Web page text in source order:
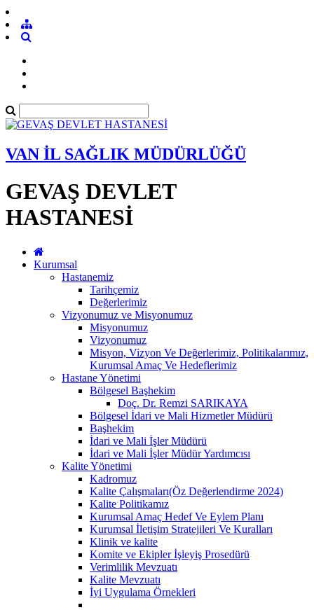
VAN İL SAĞLIK MÜDÜRLÜĞÜ
GEVAŞ DEVLET
HASTANESİ
Kurumsal
Hastanemiz
Tarihçemiz
Değerlerimiz
Vizyonumuz ve Misyonumuz
Misyonumuz
Vizyonumuz
Misyon, Vizyon Ve Değerlerimiz, Politikalarımız,
Kurumsal Amaç Ve Hedeflerimiz
Hastane Yönetimi
Bölgesel Başhekim
Doç. Dr. Remzi SARIKAYA
Bölgesel İdari ve Mali Hizmetler Müdürü
Başhekim
İdari ve Mali İşler Müdürü
İdari ve Mali İşler Müdür Yardımcısı
Kalite Yönetimi
Kadromuz
Kalite Çalışmaları(Öz Değerlendirme 2024)
Kalite Politikamız
Kurumsal Amaç Hedef Ve Eylem Planı
Kurumsal İletişim Stratejileri Ve Kuralları
Klinik ve kalite
Komite ve Ekipler İşleyiş Prosedürü
Verimlilik Mevzuatı
Kalite Mevzuatı
İyi Uygulama Örnekleri